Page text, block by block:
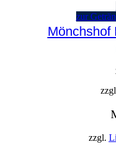
zur
Mönchshof
zzgl.